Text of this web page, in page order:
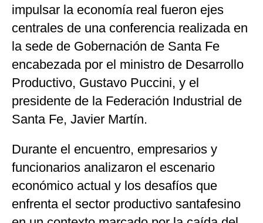
impulsar la economía real fueron ejes
centrales de una conferencia realizada en
la sede de Gobernación de Santa Fe
encabezada por el ministro de Desarrollo
Productivo, Gustavo Puccini, y el
presidente de la Federación Industrial de
Santa Fe, Javier Martín.
Durante el encuentro, empresarios y
funcionarios analizaron el escenario
económico actual y los desafíos que
enfrenta el sector productivo santafesino